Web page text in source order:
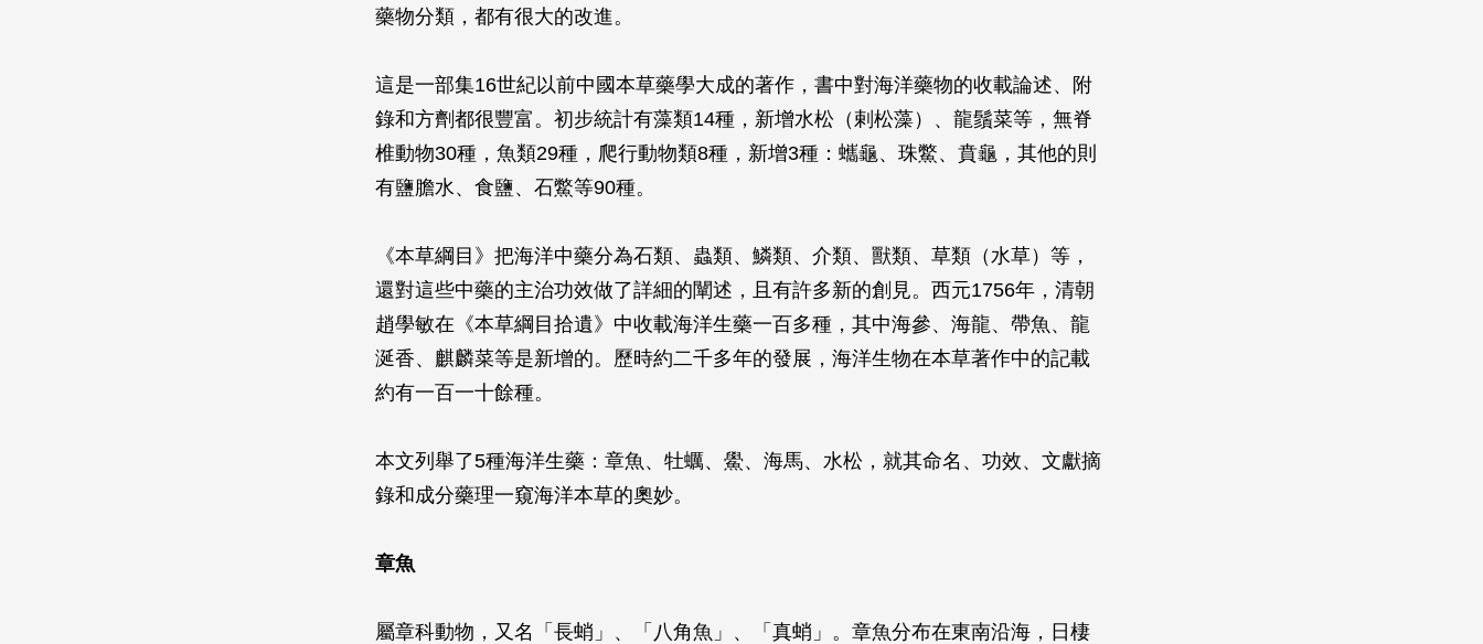
藥物分類，都有很大的改進。
這是一部集16世紀以前中國本草藥學大成的著作，書中對海洋藥物的收載論述、附
錄和方劑都很豐富。初步統計有藻類14種，新增水松（剌松藻）、龍鬚菜等，無脊
椎動物30種，魚類29種，爬行動物類8種，新增3種：蠵龜、珠鱉、賁龜，其他的則
有鹽膽水、食鹽、石鱉等90種。
《本草綱目》把海洋中藥分為石類、蟲類、鱗類、介類、獸類、草類（水草）等，
還對這些中藥的主治功效做了詳細的闡述，且有許多新的創見。西元1756年，清朝
趙學敏在《本草綱目拾遺》中收載海洋生藥一百多種，其中海參、海龍、帶魚、龍
涎香、麒麟菜等是新增的。歷時約二千多年的發展，海洋生物在本草著作中的記載
約有一百一十餘種。
本文列舉了5種海洋生藥：章魚、牡蠣、鱟、海馬、水松，就其命名、功效、文獻摘
錄和成分藥理一窺海洋本草的奧妙。
章魚
屬章科動物，又名「長蛸」、「八角魚」、「真蛸」。章魚分布在東南沿海，日棲